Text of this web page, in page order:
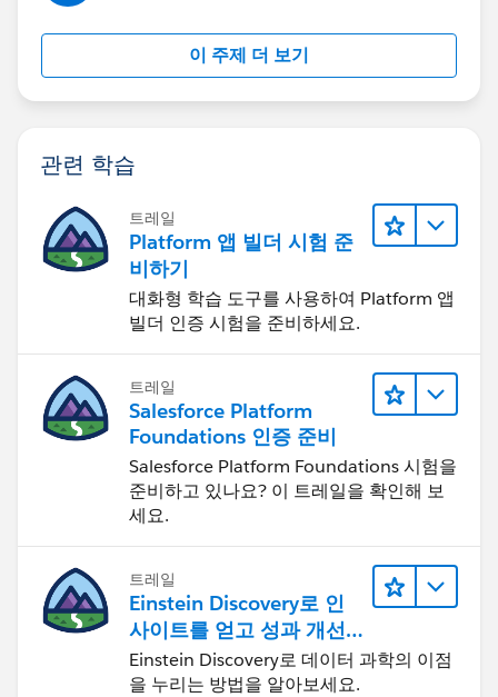
이 주제 더 보기
관련 학습
트레일
Platform 앱 빌더 시험 준
비하기
대화형 학습 도구를 사용하여 Platform 앱
빌더 인증 시험을 준비하세요.
트레일
Salesforce Platform
Foundations 인증 준비
Salesforce Platform Foundations 시험을
준비하고 있나요? 이 트레일을 확인해 보
세요.
트레일
Einstein Discovery로 인
사이트를 얻고 성과 개선
하기
Einstein Discovery로 데이터 과학의 이점
을 누리는 방법을 알아보세요.